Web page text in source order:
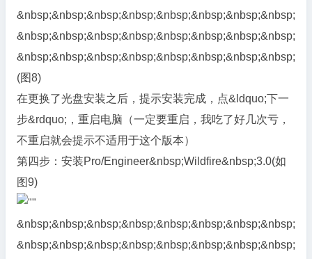
&nbsp;&nbsp;&nbsp;&nbsp;&nbsp;&nbsp;&nbsp;&nbsp;
&nbsp;&nbsp;&nbsp;&nbsp;&nbsp;&nbsp;&nbsp;&nbsp;
&nbsp;&nbsp;&nbsp;&nbsp;&nbsp;&nbsp;&nbsp;&nbsp;
(图8)
在更换了光盘安装之后，提示安装完成，点&ldquo;下一
步&rdquo;，重启电脑（一定要重启，我吃了好几次亏，
不重启就会提示不适用于这个版本）
第四步：安装Pro/Engineer&nbsp;Wildfire&nbsp;3.0(如
图9)
&nbsp;&nbsp;&nbsp;&nbsp;&nbsp;&nbsp;&nbsp;&nbsp;
&nbsp;&nbsp;&nbsp;&nbsp;&nbsp;&nbsp;&nbsp;&nbsp;